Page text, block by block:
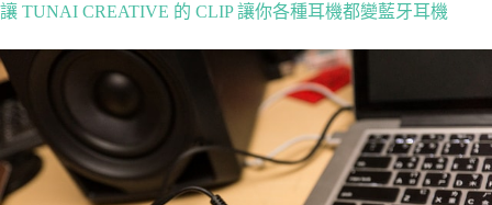
讓 TUNAI CREATIVE 的 CLIP 讓你各種耳機都變藍牙耳機